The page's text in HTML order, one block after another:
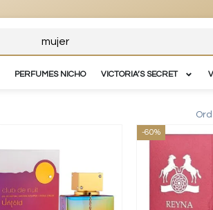
PERFUMES NICHO VICTORIA’S SECRET
-60%